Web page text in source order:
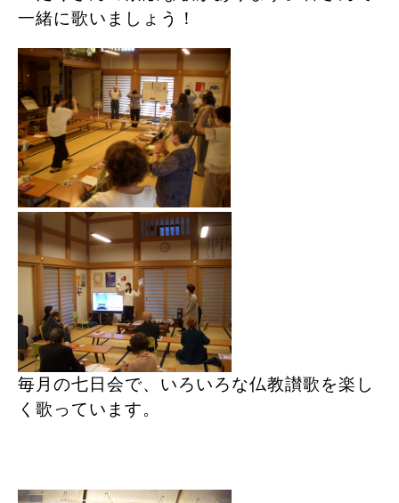
一緒に歌いましょう！
毎月の七日会で、いろいろな仏教讃歌を楽し
く歌っています。